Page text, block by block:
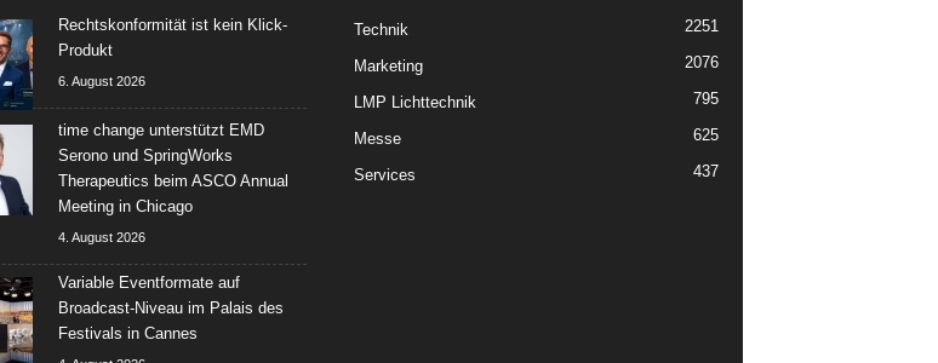
Rechtskonformität ist kein Klick-
Produkt
6. August 2026
time change unterstützt EMD
Serono und SpringWorks
Therapeutics beim ASCO Annual
Meeting in Chicago
4. August 2026
Variable Eventformate auf
Broadcast-Niveau im Palais des
Festivals in Cannes
Technik 2251
Marketing 2076
LMP Lichttechnik 795
Messe 625
Services 437